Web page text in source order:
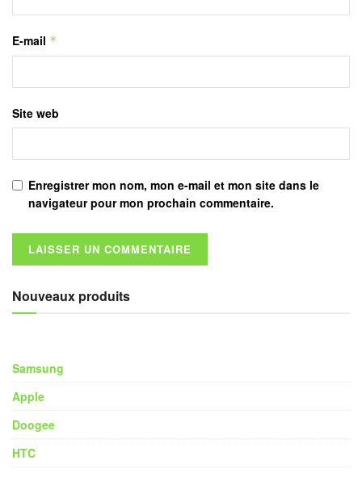
E-mail *
Site web
Enregistrer mon nom, mon e-mail et mon site dans le
navigateur pour mon prochain commentaire.
Nouveaux produits
Samsung
Apple
Doogee
HTC